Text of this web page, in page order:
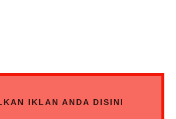
IKLAN ANDA DISINI